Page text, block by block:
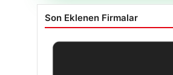
Son Eklenen Firmalar